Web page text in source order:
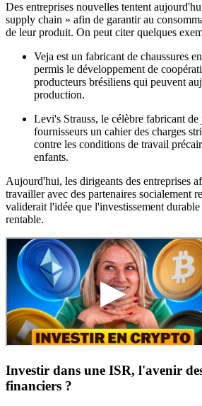
Des entreprises nouvelles tentent
supply chain » afin de garantir au
de leur produit. On peut citer quelques
Veja est un fabricant de chaussures
permis le développement de
producteurs brésiliens qui peuvent
production.
Levi's Strauss, le célèbre fabricant de
fournisseurs un cahier des charges
contre les conditions de travail
enfants.
Aujourd'hui, les dirigeants des entreprises
travailler avec des partenaires socialement
validerait l'idée que l'investissement
rentable.
Investir dans une ISR, l'avenir
financiers ?